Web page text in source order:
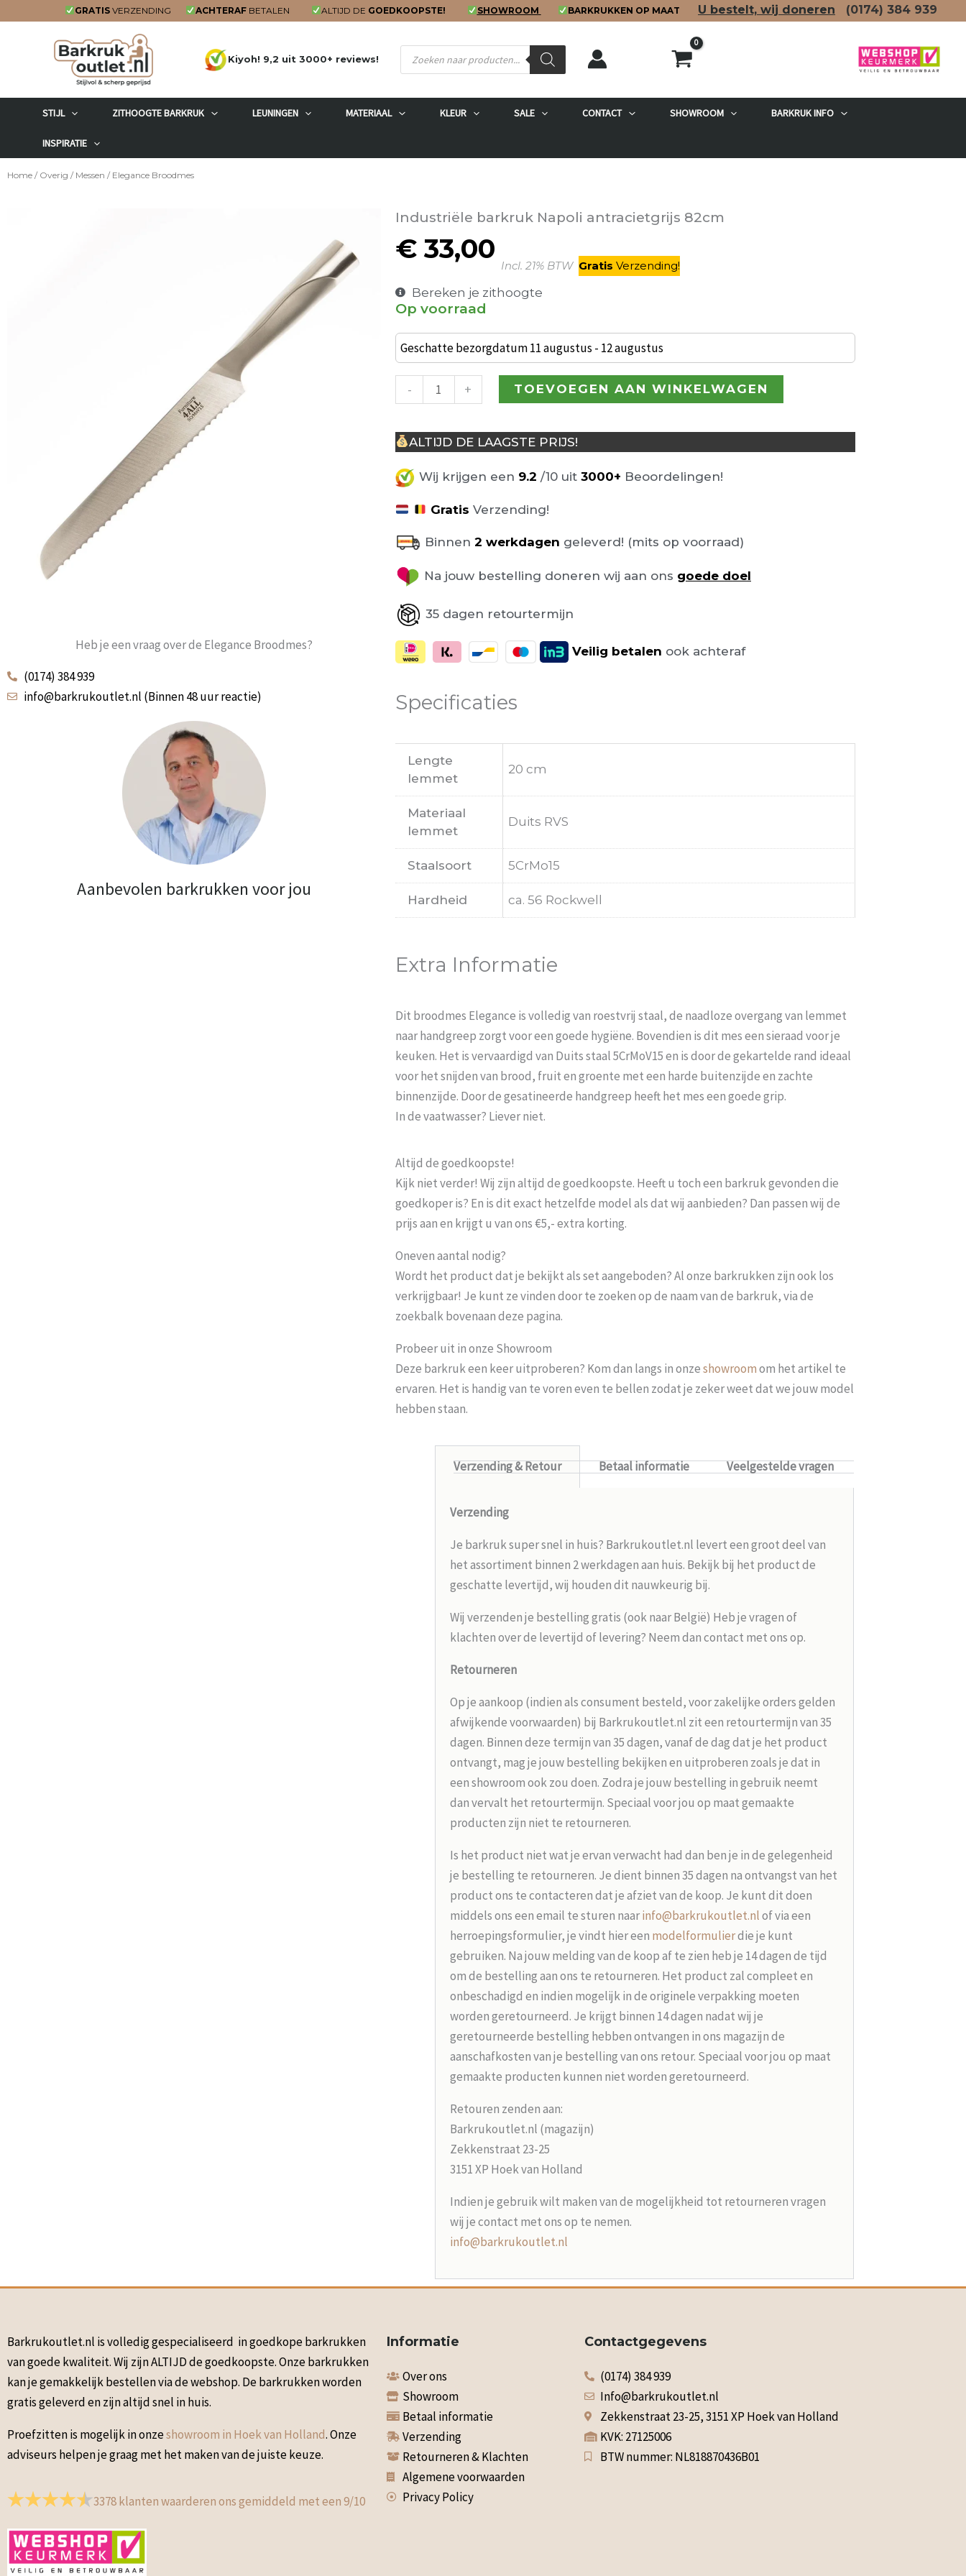
GRATIS VERZENDING ACHTERAF BETALEN ALTIJD DE GOEDKOOPSTE! SHOWROOM BARKRUKKEN OP MAAT U bestelt, wij doneren (0174) 384 939
Kiyoh! 9,2 uit 3000+ reviews!
Producten
zoeken
STIJL ZITHOOGTE BARKRUK LEUNINGEN MATERIAAL KLEUR SALE CONTACT SHOWROOM BARKRUK INFO
INSPIRATIE
Home / Overig / Messen / Elegance Broodmes
Heb je een vraag over de Elegance Broodmes?
(0174) 384 939
info@barkrukoutlet.nl (Binnen 48 uur reactie)
Aanbevolen barkrukken voor jou
Industriële barkruk Napoli antracietgrijs 82cm
€ 33,00
Incl. 21% BTW Gratis Verzending!
Bereken je zithoogte
Op voorraad
Geschatte bezorgdatum 11 augustus - 12 augustus
-
Broodmes
aantal
+ TOEVOEGEN AAN WINKELWAGEN
ALTIJD DE LAAGSTE PRIJS!
Wij krijgen een 9.2 /10 uit 3000+ Beoordelingen!
Gratis Verzending!
Binnen 2 werkdagen geleverd! (mits op voorraad)
Na jouw bestelling doneren wij aan ons goede doel
35 dagen retourtermijn
Veilig betalen ook achteraf
Specificaties
Lengte
lemmet
20 cm
Materiaal
lemmet
Duits RVS
Staalsoort 5CrMo15
Hardheid ca. 56 Rockwell
Extra Informatie
Dit broodmes Elegance is volledig van roestvrij staal, de naadloze overgang van lemmet
naar handgreep zorgt voor een goede hygiëne. Bovendien is dit mes een sieraad voor je
keuken. Het is vervaardigd van Duits staal 5CrMoV15 en is door de gekartelde rand ideaal
voor het snijden van brood, fruit en groente met een harde buitenzijde en zachte
binnenzijde. Door de gesatineerde handgreep heeft het mes een goede grip.
In de vaatwasser? Liever niet.
Altijd de goedkoopste!
Kijk niet verder! Wij zijn altijd de goedkoopste. Heeft u toch een barkruk gevonden die
goedkoper is? En is dit exact hetzelfde model als dat wij aanbieden? Dan passen wij de
prijs aan en krijgt u van ons €5,- extra korting.
Oneven aantal nodig?
Wordt het product dat je bekijkt als set aangeboden? Al onze barkrukken zijn ook los
verkrijgbaar! Je kunt ze vinden door te zoeken op de naam van de barkruk, via de
zoekbalk bovenaan deze pagina.
Probeer uit in onze Showroom
Deze barkruk een keer uitproberen? Kom dan langs in onzeshowroomom het artikel te
ervaren. Het is handig van te voren even te bellen zodat je zeker weet dat we jouw model
hebben staan.
Verzending & Retour Betaal informatie Veelgestelde vragen
Verzending
Je barkruk super snel in huis? Barkrukoutlet.nl levert een groot deel van
het assortiment binnen 2 werkdagen aan huis. Bekijk bij het product de
geschatte levertijd, wij houden dit nauwkeurig bij.
Wij verzenden je bestelling gratis (ook naar België) Heb je vragen of
klachten over de levertijd of levering? Neem dan contact met ons op.
Retourneren
Op je aankoop (indien als consument besteld, voor zakelijke orders gelden
afwijkende voorwaarden) bij Barkrukoutlet.nl zit een retourtermijn van 35
dagen. Binnen deze termijn van 35 dagen, vanaf de dag dat je het product
ontvangt, mag je jouw bestelling bekijken en uitproberen zoals je dat in
een showroom ook zou doen. Zodra je jouw bestelling in gebruik neemt
dan vervalt het retourtermijn. Speciaal voor jou op maat gemaakte
producten zijn niet te retourneren.
Is het product niet wat je ervan verwacht had dan ben je in de gelegenheid
je bestelling te retourneren. Je dient binnen 35 dagen na ontvangst van het
product ons te contacteren dat je afziet van de koop. Je kunt dit doen
middels ons een email te sturen naarinfo@barkrukoutlet.nlof via een
herroepingsformulier, je vindt hier een modelformulierdie je kunt
gebruiken. Na jouw melding van de koop af te zien heb je 14 dagen de tijd
om de bestelling aan ons te retourneren. Het product zal compleet en
onbeschadigd en indien mogelijk in de originele verpakking moeten
worden geretourneerd. Je krijgt binnen 14 dagen nadat wij je
geretourneerde bestelling hebben ontvangen in ons magazijn de
aanschafkosten van je bestelling van ons retour. Speciaal voor jou op maat
gemaakte producten kunnen niet worden geretourneerd.
Retouren zenden aan:
Barkrukoutlet.nl (magazijn)
Zekkenstraat 23-25
3151 XP Hoek van Holland
Indien je gebruik wilt maken van de mogelijkheid tot retourneren vragen
wij je contact met ons op te nemen.
info@barkrukoutlet.nl
Barkrukoutlet.nl is volledig gespecialiseerd in goedkope barkrukken
van goede kwaliteit. Wij zijn ALTIJD de goedkoopste. Onze barkrukken
kan je gemakkelijk bestellen via de webshop. De barkrukken worden
gratis geleverd en zijn altijd snel in huis.
Proefzitten is mogelijk in onzeshowroom in Hoek van Holland. Onze
adviseurs helpen je graag met het maken van de juiste keuze.
3378klanten waarderen ons gemiddeld met een9/10
Informatie
Over ons
Showroom
Betaal informatie
Verzending
Retourneren & Klachten
Algemene voorwaarden
Privacy Policy
Contactgegevens
(0174) 384 939
Info@barkrukoutlet.nl
Zekkenstraat 23-25, 3151 XP Hoek van Holland
KVK: 27125006
BTW nummer: NL818870436B01